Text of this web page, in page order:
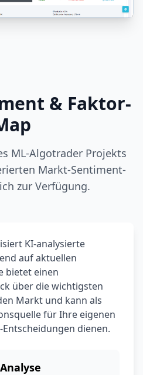
& Faktor-
ML-Algotrader Projekts
Markt-Sentiment-
zur Verfügung.
KI-analysierte
auf aktuellen
bietet einen
über die wichtigsten
Markt und kann als
für Ihre eigenen
dienen.